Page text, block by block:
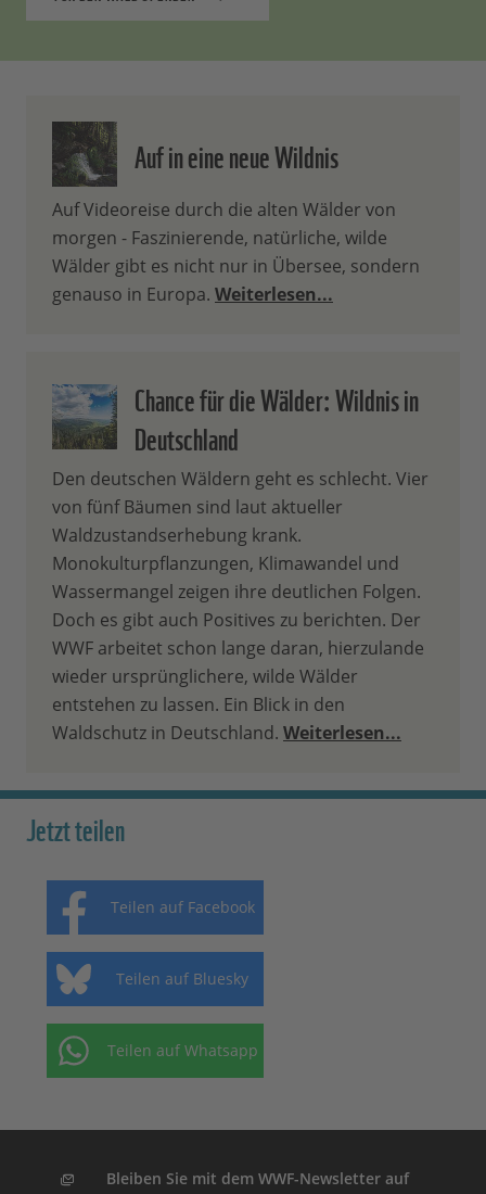
Auf in eine neue Wildnis
Auf Videoreise durch die alten Wälder von
morgen - Faszinierende, natürliche, wilde
Wälder gibt es nicht nur in Übersee, sondern
genauso in Europa. Weiterlesen...
Chance für die Wälder: Wildnis in
Deutschland
Den deutschen Wäldern geht es schlecht. Vier
von fünf Bäumen sind laut aktueller
Waldzustandserhebung krank.
Monokulturpflanzungen, Klimawandel und
Wassermangel zeigen ihre deutlichen Folgen.
Doch es gibt auch Positives zu berichten. Der
WWF arbeitet schon lange daran, hierzulande
wieder ursprünglichere, wilde Wälder
entstehen zu lassen. Ein Blick in den
Waldschutz in Deutschland. Weiterlesen...
Jetzt teilen
Teilen auf Facebook
Teilen auf Bluesky
Teilen auf Whatsapp
Bleiben Sie mit dem WWF-Newsletter auf